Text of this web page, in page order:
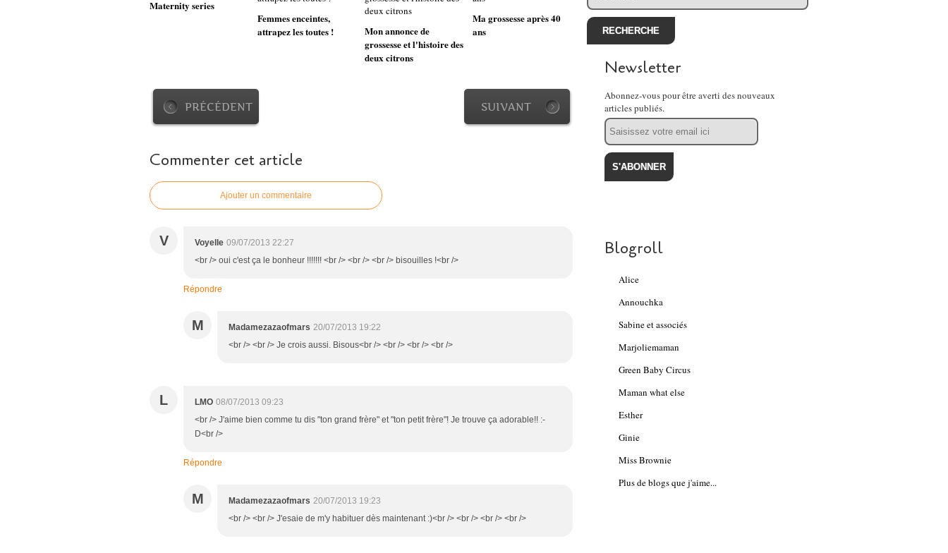
Maternity series
Femmes enceintes,
attrapez les toutes !
Mon annonce de
grossesse et l'histoire des
deux citrons
Ma grossesse après 40
ans
PRÉCÉDENT SUIVANT
Commenter cet article
Ajouter un commentaire
V Voyelle 09/07/2013 22:27
<br /> oui c'est ça le bonheur !!!!!!! <br /> <br /> <br /> bisouilles !<br />
Répondre
M Madamezazaofmars 20/07/2013 19:22
<br /> <br /> Je crois aussi. Bisous<br /> <br /> <br /> <br />
L LMO 08/07/2013 09:23
<br /> J'aime bien comme tu dis "ton grand frère" et "ton petit frère"! Je trouve ça adorable!! :-
D<br />
Répondre
M Madamezazaofmars 20/07/2013 19:23
<br /> <br /> J'esaie de m'y habituer dès maintenant :)<br /> <br /> <br /> <br />
Newsletter
Abonnez-vous pour être averti des nouveaux
articles publiés.
Email
Blogroll
Alice
Annouchka
Sabine et associés
Marjoliemaman
Green Baby Circus
Maman what else
Esther
Ginie
Miss Brownie
Plus de blogs que j'aime...